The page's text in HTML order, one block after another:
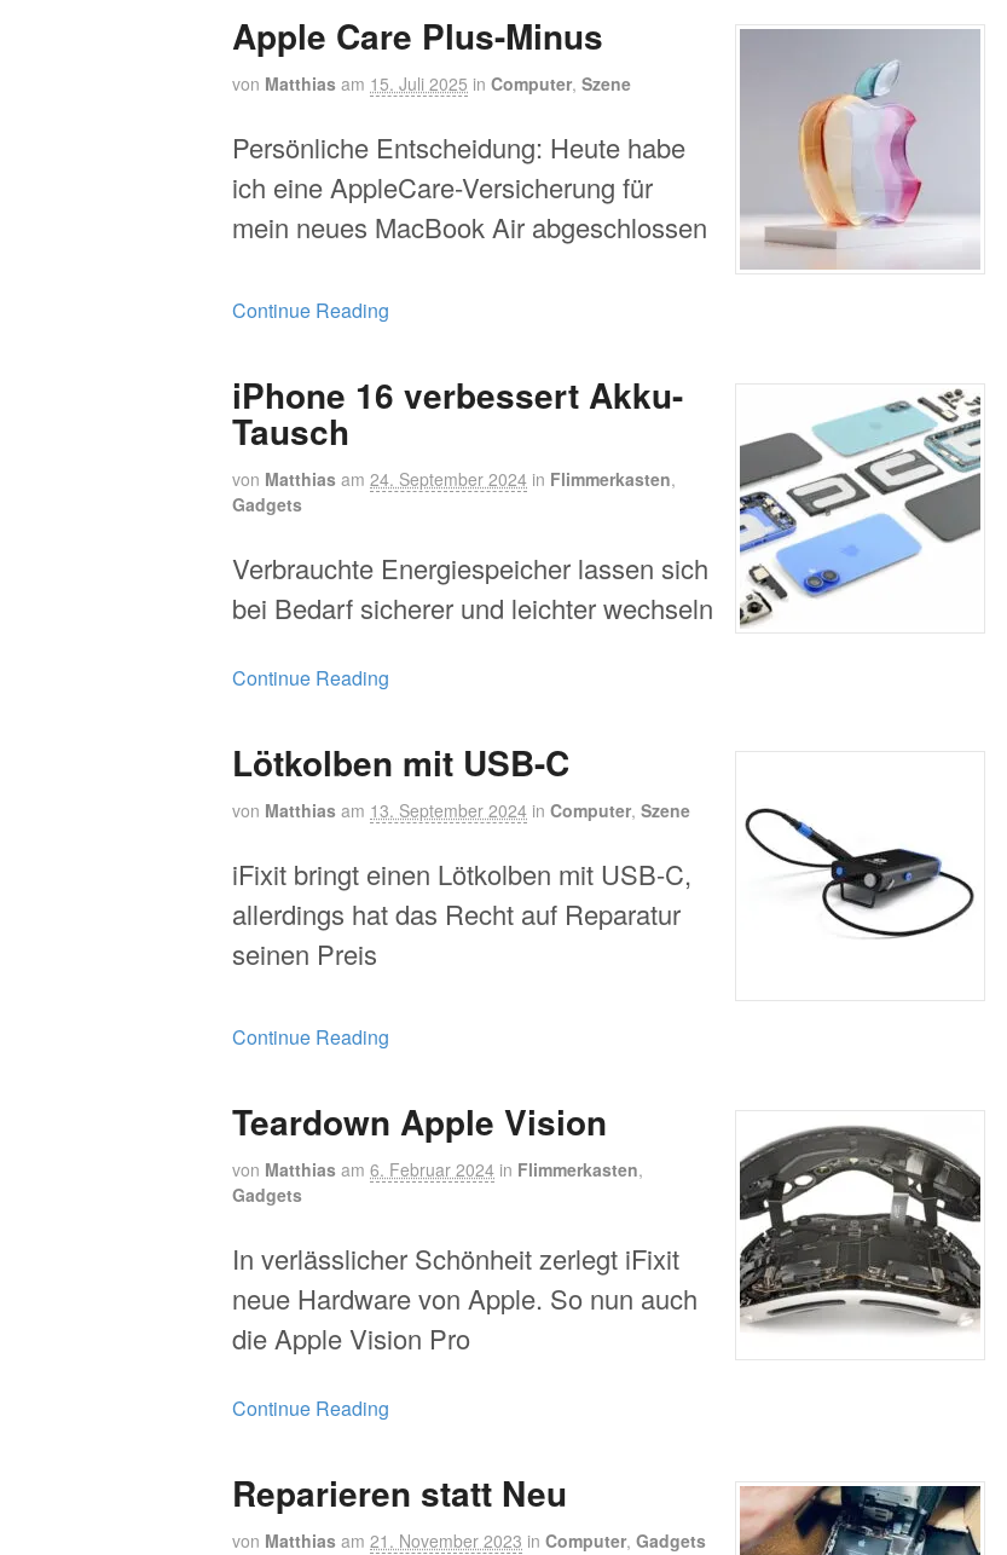
Apple Care Plus-Minus
von Matthias am 15. Juli 2025 in Computer, Szene
Persönliche Entscheidung: Heute habe
ich eine AppleCare-Versicherung für
mein neues MacBook Air abgeschlossen
Continue Reading
iPhone 16 verbessert Akku-
Tausch
von Matthias am 24. September 2024 in Flimmerkasten,
Gadgets
Verbrauchte Energiespeicher lassen sich
bei Bedarf sicherer und leichter wechseln
Continue Reading
Lötkolben mit USB-C
von Matthias am 13. September 2024 in Computer, Szene
iFixit bringt einen Lötkolben mit USB-C,
allerdings hat das Recht auf Reparatur
seinen Preis
Continue Reading
Teardown Apple Vision
von Matthias am 6. Februar 2024 in Flimmerkasten,
Gadgets
In verlässlicher Schönheit zerlegt iFixit
neue Hardware von Apple. So nun auch
die Apple Vision Pro
Continue Reading
Reparieren statt Neu
von Matthias am 21. November 2023 in Computer, Gadgets